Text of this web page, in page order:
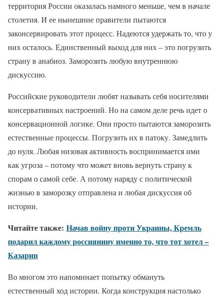
территория России оказалась намного меньше, чем в начале
столетия. И ее нынешние правители пытаются
законсервировать этот процесс. Надеются удержать то, что у
них осталось. Единственный выход для них – это погрузить
страну в анабиоз. Заморозить любую внутреннюю
дискуссию.
Российские руководители любят называть себя носителями
консервативных настроений. Но на самом деле речь идет о
консервационной логике. Они просто пытаются заморозить
естественные процессы. Погрузить их в патоку. Замедлить
до нуля. Любая низовая активность воспринимается ими
как угроза – потому что может вновь вернуть страну к
спорам о самой себе. А потому наряду с политической
жизнью в заморозку отправлена и любая дискуссия об
истории.
Читайте также: Начав войну проти Украины, Кремль
подарил каждому россиянину именно то, что тот хотел –
Казарин
Во многом это напоминает попытку обмануть
естественный ход истории. Когда конструкция настолько